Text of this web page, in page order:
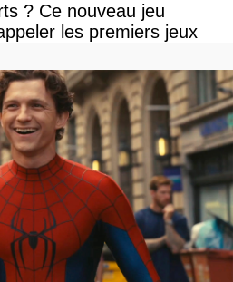
? Ce nouveau jeu
les premiers jeux